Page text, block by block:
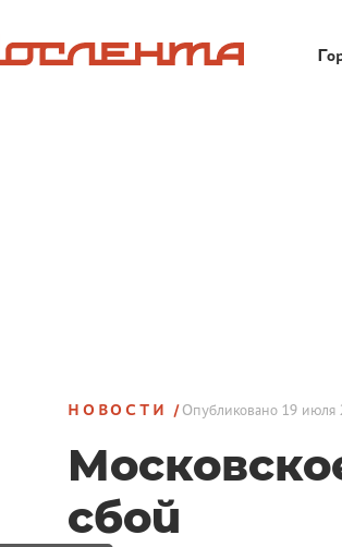
НОВОСТИ Опубликовано19 июля
сбой